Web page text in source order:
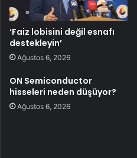
‘Faiz lobisini değil esnafı
destekleyin’
Ağustos 6, 2026
ON Semiconductor
hisseleri neden düşüyor?
Ağustos 6, 2026